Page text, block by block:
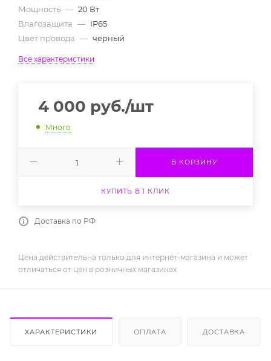
Мощность — 20 Вт
Влагозащита — IP65
Цвет провода — черный
Все характеристики
4 000 руб./шт
Много
В КОРЗИНУ
КУПИТЬ В 1 КЛИК
Доставка по РФ
Цена действительна только для интернет-магазина и может
отличаться от цен в розничных магазинах
ХАРАКТЕРИСТИКИ ОПЛАТА ДОСТАВКА